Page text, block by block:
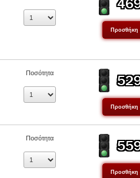
Ποσότητα
Ποσότητα